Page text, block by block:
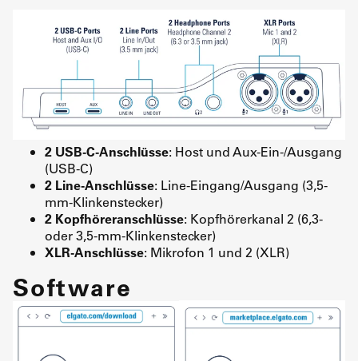
2 USB-C-Anschlüsse: Host und Aux-Ein-/Ausgang
(USB-C)
2 Line-Anschlüsse: Line-Eingang/Ausgang (3,5-
mm-Klinkenstecker)
2 Kopfhöreranschlüsse: Kopfhörerkanal 2 (6,3-
oder 3,5-mm-Klinkenstecker)
XLR-Anschlüsse: Mikrofon 1 und 2 (XLR)
Software